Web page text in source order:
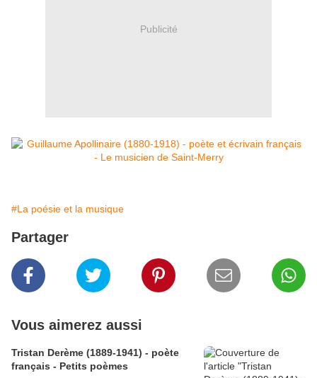
Publicité
#La poésie et la musique
Partager
Vous aimerez aussi
Tristan Derème (1889-1941) - poète
français - Petits poèmes